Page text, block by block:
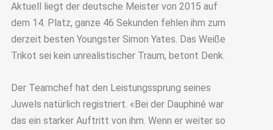
Aktuell liegt der deutsche Meister von 2015 auf
dem 14. Platz, ganze 46 Sekunden fehlen ihm zum
derzeit besten Youngster Simon Yates. Das Weiße
Trikot sei kein unrealistischer Traum, betont Denk.
Der Teamchef hat den Leistungssprung seines
Juwels natürlich registriert. «Bei der Dauphiné war
das ein starker Auftritt von ihm. Wenn er weiter so